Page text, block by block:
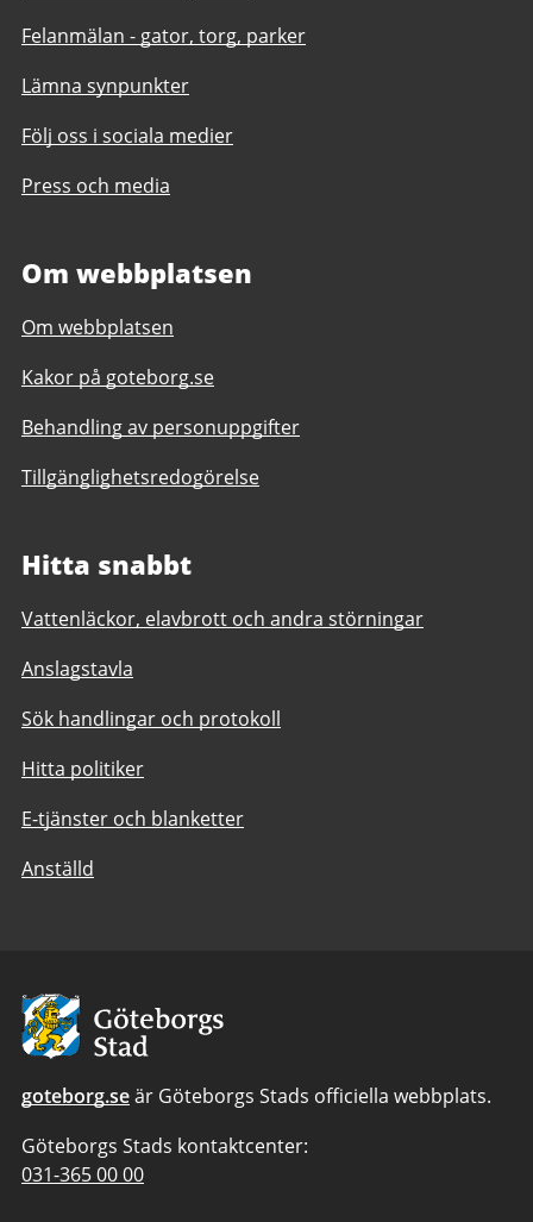
Felanmälan - gator, torg, parker
Lämna synpunkter
Följ oss i sociala medier
Press och media
Om webbplatsen
Om webbplatsen
Kakor på goteborg.se
Behandling av personuppgifter
Tillgänglighetsredogörelse
Hitta snabbt
Vattenläckor, elavbrott och andra störningar
Anslagstavla
Sök handlingar och protokoll
Hitta politiker
E-tjänster och blanketter
Anställd
Avsändare:
Göteborgs
Stad
goteborg.seär Göteborgs Stads officiella webbplats.
Göteborgs Stads kontaktcenter:
Telefonnummer
031-365 00 00